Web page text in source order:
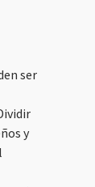
ser
y